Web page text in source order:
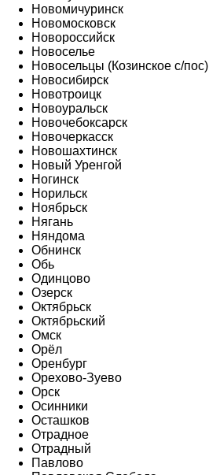
Новомичуринск
Новомосковск
Новороссийск
Новоселье
Новосельцы (Козинское с/пос)
Новосибирск
Новотроицк
Новоуральск
Новочебоксарск
Новочеркасск
Новошахтинск
Новый Уренгой
Ногинск
Норильск
Ноябрьск
Нягань
Няндома
Обнинск
Обь
Одинцово
Озерск
Октябрьск
Октябрьский
Омск
Орёл
Оренбург
Орехово-Зуево
Орск
Осинники
Осташков
Отрадное
Отрадный
Павлово